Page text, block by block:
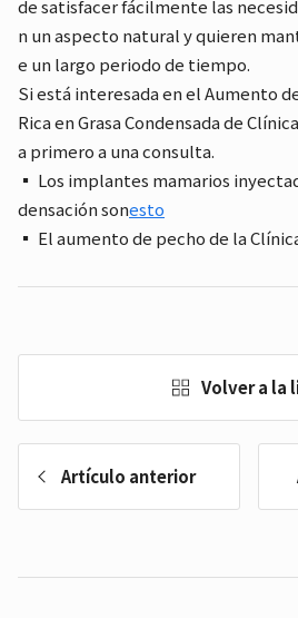
de satisfacer fácilmente las
n un aspecto natural y quieren
e un largo periodo de tiempo.
Si está interesada en el Aumento
Rica en Grasa Condensada de
a primero a una consulta.
▪ Los implantes mamarios
densación sonesto
▪ El aumento de pecho de la
Artículo anterior
Volver a la